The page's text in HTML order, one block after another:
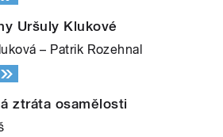
Uršuly Klukové
– Patrik Rozehnal
ztráta osamělosti